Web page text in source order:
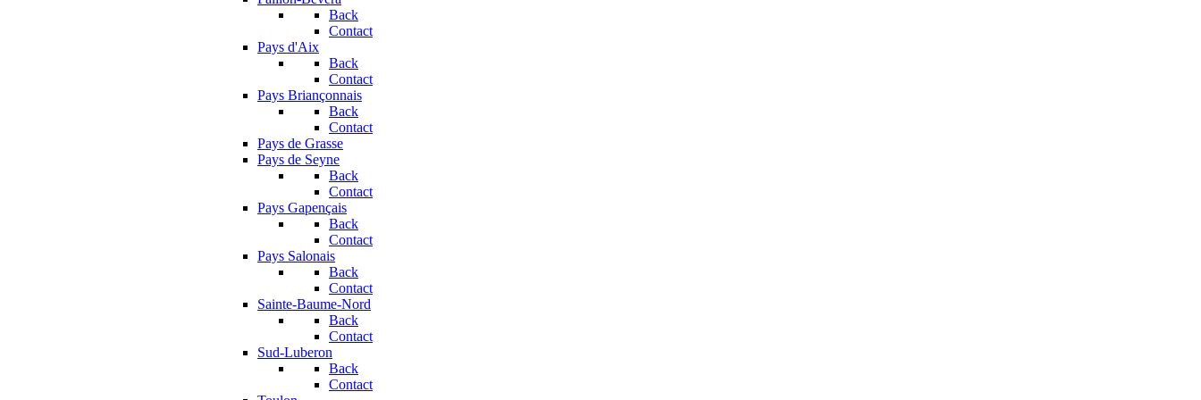
Back
Contact
Pays d'Aix
Back
Contact
Pays Briançonnais
Back
Contact
Pays de Grasse
Pays de Seyne
Back
Contact
Pays Gapençais
Back
Contact
Pays Salonais
Back
Contact
Sainte-Baume-Nord
Back
Contact
Sud-Luberon
Back
Contact